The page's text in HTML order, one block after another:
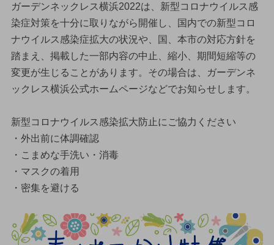
ガーデンネックレス横浜2022は、新型コロナウイルス感
染症対策を十分に取りながら開催し、国内での新型コロ
ナウイルス感染症拡大の状況や、国、本市の対応方針を
踏まえ、掲載した一部内容の中止、縮小、期間短縮等の
変更が生じることがあります。その場合は、ガーデンネ
ックレス横浜公式ホームページなどでお知らせします。
新型コロナウイルス感染拡大防止にご協力ください
・外出前に体調確認
・こまめな手洗い・消毒
・マスクの着用
・密集を避ける